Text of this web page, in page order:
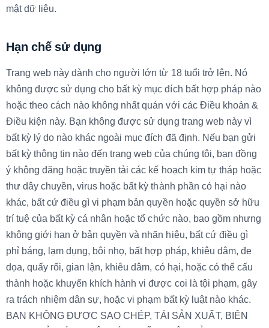
mật dữ liệu.
Hạn chế sử dụng
Trang web này dành cho người lớn từ 18 tuổi trở lên. Nó
không được sử dụng cho bất kỳ mục đích bất hợp pháp nào
hoặc theo cách nào không nhất quán với các Điều khoản &
Điều kiện này. Bạn không được sử dụng trang web này vì
bất kỳ lý do nào khác ngoài mục đích đã định. Nếu bạn gửi
bất kỳ thông tin nào đến trang web của chúng tôi, bạn đồng
ý không đăng hoặc truyền tải các kế hoạch kim tự tháp hoặc
thư dây chuyền, virus hoặc bất kỳ thành phần có hại nào
khác, bất cứ điều gì vi phạm bản quyền hoặc quyền sở hữu
trí tuệ của bất kỳ cá nhân hoặc tổ chức nào, bao gồm nhưng
không giới hạn ở bản quyền và nhãn hiệu, bất cứ điều gì
phỉ báng, lạm dụng, bôi nhọ, bất hợp pháp, khiêu dâm, đe
dọa, quấy rối, gian lận, khiêu dâm, có hại, hoặc có thể cấu
thành hoặc khuyến khích hành vi được coi là tội phạm, gây
ra trách nhiệm dân sự, hoặc vi phạm bất kỳ luật nào khác.
BẠN KHÔNG ĐƯỢC SAO CHÉP, TÁI SẢN XUẤT, BIÊN